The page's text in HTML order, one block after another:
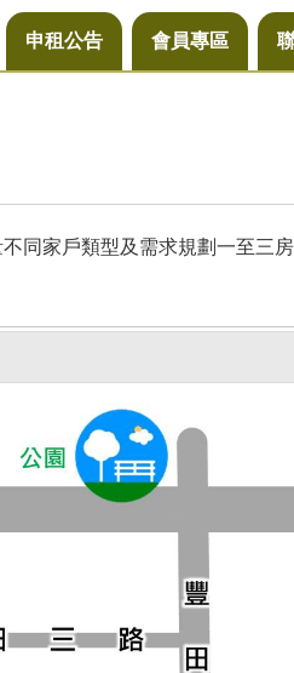
申租公告 會員專區
同家戶類型及需求規劃一至三